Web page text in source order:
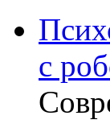
с